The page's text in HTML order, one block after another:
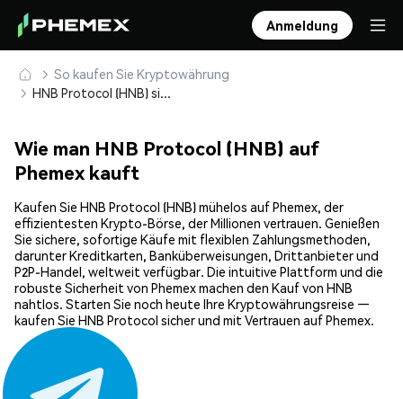
Anmeldung
So kaufen Sie Kryptowährung
HNB Protocol (HNB) sicher kaufen und speichern
Wie man HNB Protocol (HNB) auf
Phemex kauft
Kaufen Sie HNB Protocol (HNB) mühelos auf Phemex, der
effizientesten Krypto-Börse, der Millionen vertrauen. Genießen
Sie sichere, sofortige Käufe mit flexiblen Zahlungsmethoden,
darunter Kreditkarten, Banküberweisungen, Drittanbieter und
P2P-Handel, weltweit verfügbar. Die intuitive Plattform und die
robuste Sicherheit von Phemex machen den Kauf von HNB
nahtlos. Starten Sie noch heute Ihre Kryptowährungsreise —
kaufen Sie HNB Protocol sicher und mit Vertrauen auf Phemex.